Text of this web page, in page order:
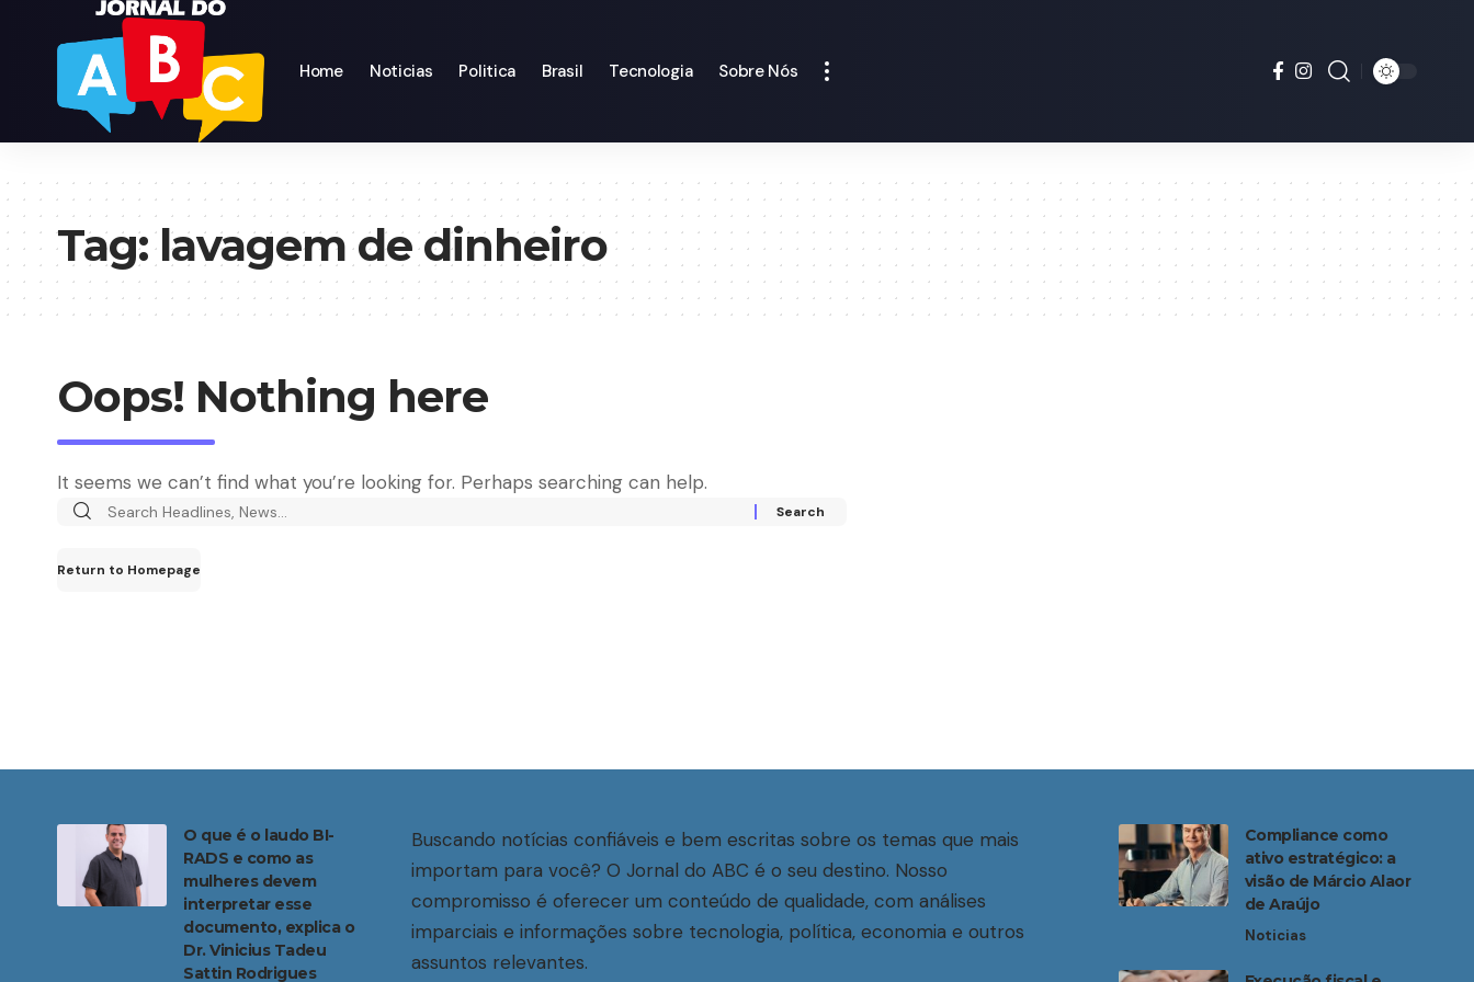
Home Noticias Politica Brasil Tecnologia Sobre Nós
Tag:lavagem de dinheiro
Oops! Nothing here
It seems we can’t find what you’re looking for. Perhaps searching can help.
Search
Return to Homepage
O que é o laudo BI-
RADS e como as
mulheres devem
interpretar esse
documento, explica o
Dr. Vinicius Tadeu
Sattin Rodrigues
Buscando notícias confiáveis e bem escritas sobre os temas que mais
importam para você? O Jornal do ABC é o seu destino. Nosso
compromisso é oferecer um conteúdo de qualidade, com análises
imparciais e informações sobre tecnologia, política, economia e outros
assuntos relevantes.
Compliance como
ativo estratégico: a
visão de Márcio Alaor
de Araújo
Noticias